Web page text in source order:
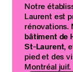
Notre
Laurent est
rénovations.
bâtiment de
St-Laurent,
pied et des
Montréal juif.